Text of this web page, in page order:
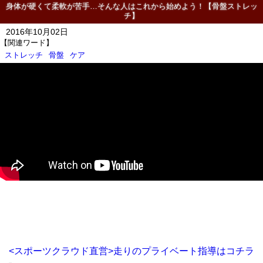
身体が硬くて柔軟が苦手…そんな人はこれから始めよう！【骨盤ストレッ
チ】
【関連ワード】
ストレッチ
骨盤 ケア
2016年10月02日
<スポーツクラウド直営>走りのプライベート指導はコチラ